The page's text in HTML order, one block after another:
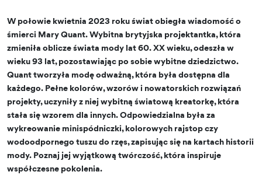
W połowie kwietnia 2023 roku świat obiegła wiadomość o
śmierci Mary Quant. Wybitna brytyjska projektantka, która
zmieniła oblicze świata mody lat 60. XX wieku, odeszła w
wieku 93 lat, pozostawiając po sobie wybitne dziedzictwo.
Quant tworzyła modę odważną, która była dostępna dla
każdego. Pełne kolorów, wzorów i nowatorskich rozwiązań
projekty, uczyniły z niej wybitną światową kreatorkę, która
stała się wzorem dla innych. Odpowiedzialna była za
wykreowanie minispódniczki, kolorowych rajstop czy
wodoodpornego tuszu do rzęs, zapisując się na kartach historii
mody. Poznaj jej wyjątkową twórczość, która inspiruje
współczesne pokolenia.